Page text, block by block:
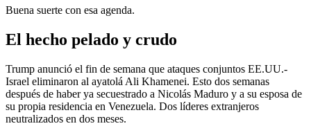
Buena suerte con esa agenda.
El hecho pelado y crudo
Trump anunció el fin de semana que ataques conjuntos EE.UU.-
Israel eliminaron al ayatolá Ali Khamenei. Esto dos semanas
después de haber ya secuestrado a Nicolás Maduro y a su esposa de
su propia residencia en Venezuela. Dos líderes extranjeros
neutralizados en dos meses.